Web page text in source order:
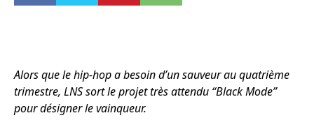
Alors que le hip-hop a besoin d’un sauveur au quatrième
trimestre, LNS sort le projet très attendu “Black Mode”
pour désigner le vainqueur.